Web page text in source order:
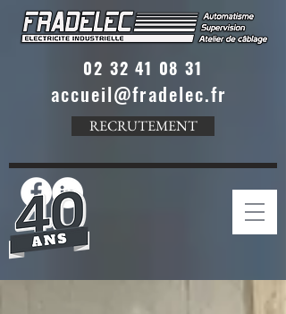
02 32 41 08 31
accueil@fradelec.fr
RECRUTEMENT